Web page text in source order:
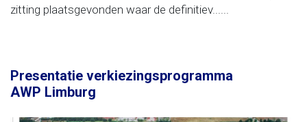
zitting plaatsgevonden waar de definitiev......
Presentatie verkiezingsprogramma
AWP Limburg